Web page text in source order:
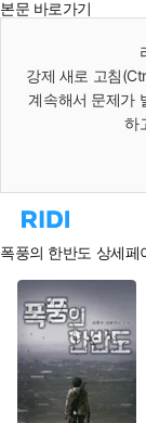
본문 바로가기
강제 새로 고침
계속해서 문제가
하
리
홈
로
이
동
폭풍의 한반도 상세페